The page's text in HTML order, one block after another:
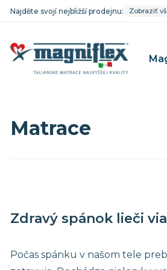
Najděte svojí nejbližší prodejnu: Zobraziť
MagniFico
Baby Line
Mäkké matrace
Matrace
Zdravý spánok lieči
Počas spánku v našom tele